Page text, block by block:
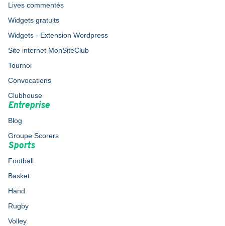
Lives commentés
Widgets gratuits
Widgets - Extension Wordpress
Site internet MonSiteClub
Tournoi
Convocations
Clubhouse
Entreprise
Blog
Groupe Scorers
Sports
Football
Basket
Hand
Rugby
Volley